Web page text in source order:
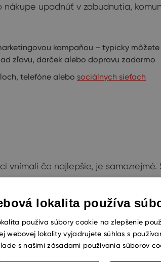
upadnúť v zabudnutia,
kampaňou – typicky
zľavu, darček alebo dopravu zadarmo
telefóne alebo sociálnych sieťach
vnímali čo najlepšie, je
tak je možné v online svete
CRM
ich môžete automaticky
lokalita používa
používa súbory cookie na zlepšenie
webovej lokality vyjadrujete súhlas s
s našimi zásadami používania súborov